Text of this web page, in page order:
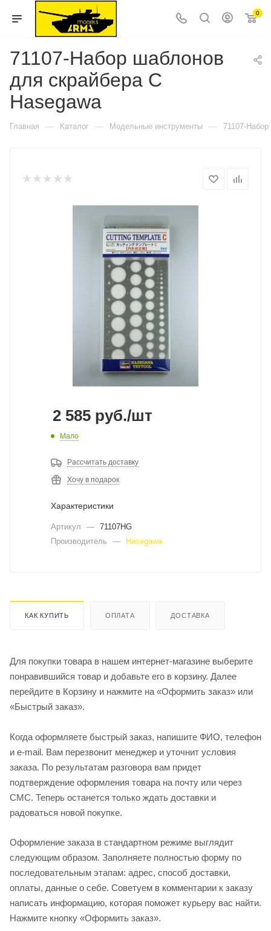
0
71107-Набор шаблонов
для скрайбера C
Hasegawa
Главная — Каталог — Модельные инструменты — 71107-
2 585 руб./шт
Мало
Рассчитать доставку
Хочу в подарок
Характеристики
Артикул — 71107HG
Производитель
— Hasegawa
КАК КУПИТЬ ОПЛАТА ДОСТАВКА
Для покупки товара в нашем интернет-магазине выберите
понравившийся товар и добавьте его в корзину. Далее
перейдите в Корзину и нажмите на «Оформить заказ» или
«Быстрый заказ».
Когда оформляете быстрый заказ, напишите ФИО, телефон
и e-mail. Вам перезвонит менеджер и уточнит условия
заказа. По результатам разговора вам придет
подтверждение оформления товара на почту или через
СМС. Теперь останется только ждать доставки и
радоваться новой покупке.
Оформление заказа в стандартном режиме выглядит
следующим образом. Заполняете полностью форму по
последовательным этапам: адрес, способ доставки,
оплаты, данные о себе. Советуем в комментарии к заказу
написать информацию, которая поможет курьеру вас найти.
Нажмите кнопку «Оформить заказ».